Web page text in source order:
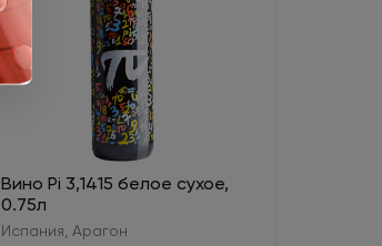
Вино Pi 3,1415 белое сухое,
0.75л
Испания, Арагон